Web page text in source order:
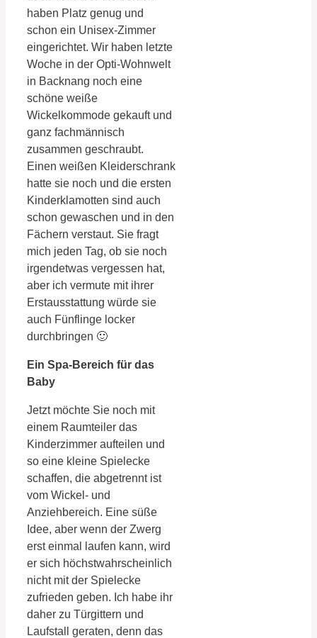
haben Platz genug und
schon ein Unisex-Zimmer
eingerichtet. Wir haben letzte
Woche in der Opti-Wohnwelt
in Backnang noch eine
schöne weiße
Wickelkommode gekauft und
ganz fachmännisch
zusammen geschraubt.
Einen weißen Kleiderschrank
hatte sie noch und die ersten
Kinderklamotten sind auch
schon gewaschen und in den
Fächern verstaut. Sie fragt
mich jeden Tag, ob sie noch
irgendetwas vergessen hat,
aber ich vermute mit ihrer
Erstausstattung würde sie
auch Fünflinge locker
durchbringen 🙂
Ein Spa-Bereich für das
Baby
Jetzt möchte Sie noch mit
einem Raumteiler das
Kinderzimmer aufteilen und
so eine kleine Spielecke
schaffen, die abgetrennt ist
vom Wickel- und
Anziehbereich. Eine süße
Idee, aber wenn der Zwerg
erst einmal laufen kann, wird
er sich höchstwahrscheinlich
nicht mit der Spielecke
zufrieden geben. Ich habe ihr
daher zu Türgittern und
Laufstall geraten, denn das